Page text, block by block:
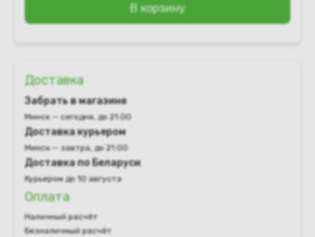
В корзину
Доставка
Забрать в магазине
Минск — сегодня, до 21:00
Доставка курьером
Минск — завтра, до 21:00
Доставка по Беларуси
Курьером до 10 августа
Оплата
Наличный расчёт
Безналичный расчёт